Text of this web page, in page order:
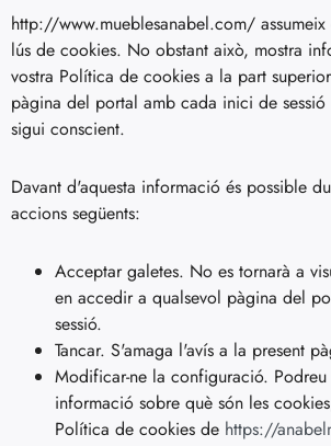
http://www.mueblesanabel.com/
lús de cookies. No obstant això, mostra
vostra Política de cookies a la part
pàgina del portal amb cada inici de
sigui conscient.
Davant d'aquesta informació és possible
accions següents:
Acceptar galetes. No es tornarà a
en accedir a qualsevol pàgina del
sessió.
Tancar. S'amaga l'avís a la present
Modificar-ne la configuració.
informació sobre què són les
Política de cookies de https://